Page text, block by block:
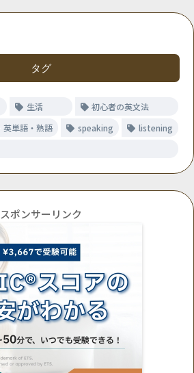
タグ
生活
初心者の英文法
英単語・熟語 speaking
listening
スポンサーリンク